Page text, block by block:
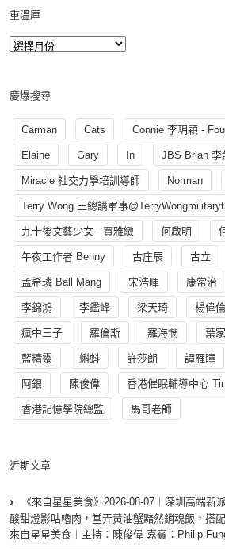
重溫庫
慶爆搜尋
Carman Cats Connie 李玥穎 -
Elaine Gary In JBS Brian 李
Miracle 社交力學培訓導師 Norman
Terry Wong 王總講軍事
九十後文藝少女 - 賈雅緻 何啟明
午夜工作者 Benny 古庄辰 古立
孟希璘 Ball Mang 宋浩暉 康常治
李錦鴻 李鑑峰 梁天琦 楊偉倫
瘋中三子 羅倫斯 羅海憫 葉
藍精靈 蝌蚪 許莎朗 譚雁瞳
阿銀 陳俊偉 香港催眠輔導中心
香港記憶學院總監 馬哥老師
近期文章
《來自星星美食》2026-08-07︱深圳高端新
酸甜燈影咕嚕肉，堂弄黃油蟹黯然銷魂飯，搭
來自星星美食︱主持：陳俊偉 嘉賓：Philip